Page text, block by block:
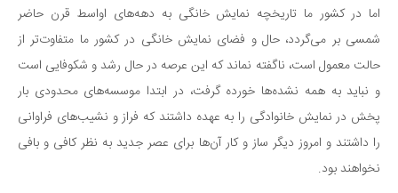
فرهنگ و هنر
سینما و تئاتر
تلویزیون
موسیقی
چهره‌ها
عکاسی و هنرهای تجسمی
اما در کشور ما تاریخچه نمایش خانگی به دهه‌های اواسط قرن حاضر
شمسی بر می‌گردد، حال و فضای نمایش خانگی در کشور ما متفاوت‌تر از
حالت معمول است، ناگفته نماند که این عرصه در حال رشد و شکوفایی است
و نباید به همه نشده‌ها خورده گرفت، در ابتدا موسسه‌های محدودی بار
پخش در نمایش خانوادگی را به عهده داشتند که فراز و نشیب‌های فراوانی
را داشتند و امروز دیگر ساز و کار آن‌ها برای عصر جدید به نظر کافی و بافی
نخواهند بود.